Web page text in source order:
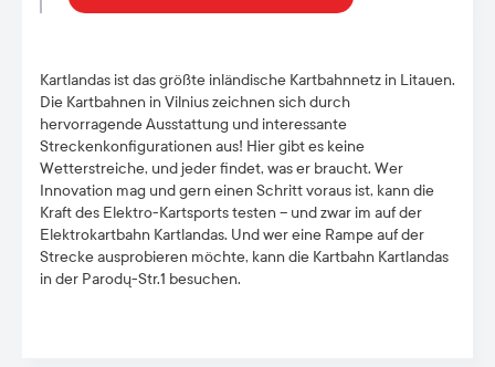
Kartlandas ist das größte inländische Kartbahnnetz in Litauen.
Die Kartbahnen in Vilnius zeichnen sich durch
hervorragende Ausstattung und interessante
Streckenkonfigurationen aus! Hier gibt es keine
Wetterstreiche, und jeder findet, was er braucht. Wer
Innovation mag und gern einen Schritt voraus ist, kann die
Kraft des Elektro-Kartsports testen – und zwar im auf der
Elektrokartbahn Kartlandas. Und wer eine Rampe auf der
Strecke ausprobieren möchte, kann die Kartbahn Kartlandas
in der Parodų-Str.1 besuchen.